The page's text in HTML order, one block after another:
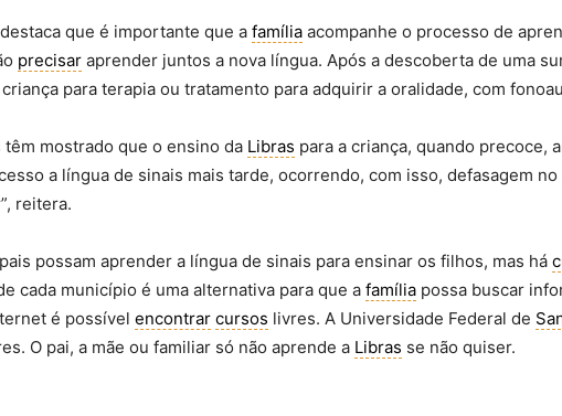
que é importante que a família acompanhe o processo de
precisar aprender juntos a nova língua. Após a descoberta de uma
para terapia ou tratamento para adquirir a oralidade, com
mostrado que o ensino da Libras para a criança, quando precoce,
a língua de sinais mais tarde, ocorrendo, com isso, defasagem no
reitera.
possam aprender a língua de sinais para ensinar os filhos, mas há
cada município é uma alternativa para que a família possa buscar
é possível encontrar cursos livres. A Universidade Federal de
O pai, a mãe ou familiar só não aprende a Libras se não quiser.